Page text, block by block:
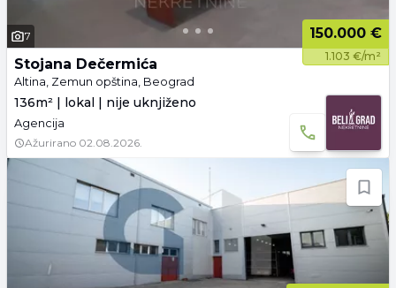
7 150.000 €
1.103 €/m²
Stojana Dečermića
Altina, Zemun opština, Beograd
136m² | lokal | nije uknjiženo
Agencija
Ažurirano 02.08.2026.